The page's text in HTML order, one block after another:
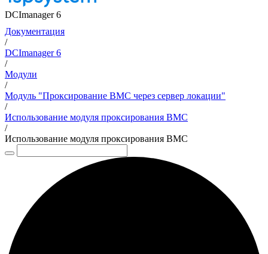
DCImanager 6
Документация
/
DCImanager 6
/
Модули
/
Модуль "Проксирование BMC через сервер локации"
/
Использование модуля проксирования BMC
/
Использование модуля проксирования BMC